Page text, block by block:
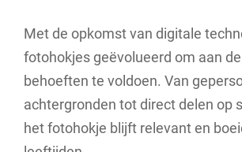
Met de opkomst van digitale
fotohokjes geëvolueerd om aan
behoeften te voldoen. Van
achtergronden tot direct delen op
het fotohokje blijft relevant en